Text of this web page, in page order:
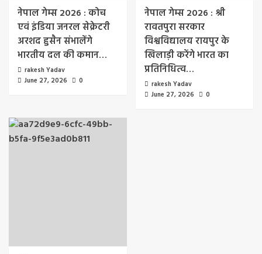
नेपाल गेम्स 2026 : कोच
एवं इंडिया जनरल सेक्रेटरी
अरशद हुसैन संभालेंगे
भारतीय दल की कमान…
rakesh Yadav
June 27, 2026
0
नेपाल गेम्स 2026 : श्री
रावतपुरा सरकार
विश्वविद्यालय रायपुर के
खिलाड़ी करेंगे भारत का
प्रतिनिधित्व…
rakesh Yadav
June 27, 2026
0